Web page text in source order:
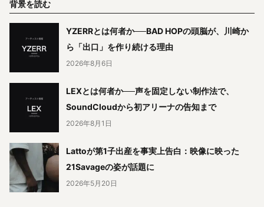
背景を読む
YZERRとは何者か──BAD HOPの頭脳が、川崎か
ら「出口」を作り続ける理由
2026年8月6日
LEXとは何者か──声を固定しない制作法で、
SoundCloudから初アリーナの告知まで
2026年8月1日
Lattoが第1子出産を事実上告白：映像に映った
21Savageの姿が話題に
2026年5月20日